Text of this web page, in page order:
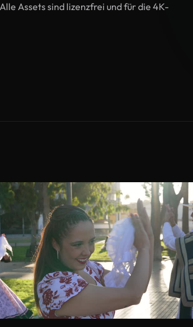
Assets sind lizenzfrei und für die 4K-